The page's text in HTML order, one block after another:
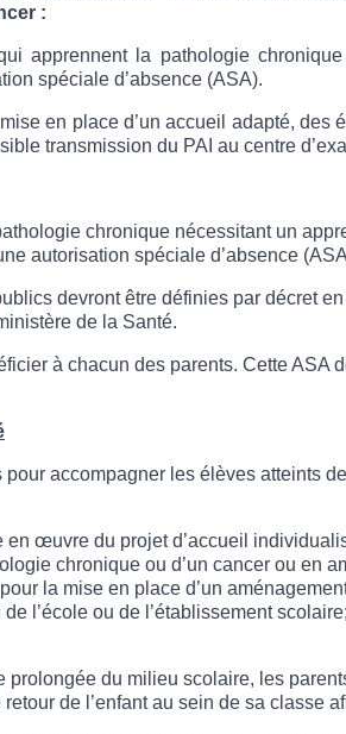
:
apprennent la pathologie
spéciale d’absence (ASA).
en place d’un accueil adapté, des
transmission du PAI au centre
chronique nécessitant un
autorisation spéciale d’absence
devront être définies par décret
de la Santé.
à chacun des parents. Cette ASA
accompagner les élèves atteints
œuvre du projet d’accueil
chronique ou d’un cancer ou en
la mise en place d’un
l’école ou de l’établissement scolaire;
prolongée du milieu scolaire, les
de l’enfant au sein de sa classe